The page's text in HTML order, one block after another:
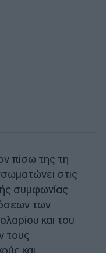
πίσω της τη
στις
συμφωνίας
των
και του
τους
και